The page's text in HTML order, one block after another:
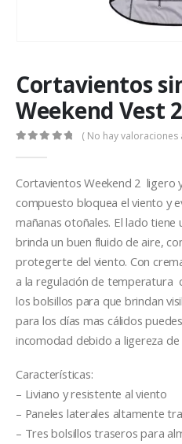
Cortavientos
Weekend Vest 2
( No hay valoraciones
Cortavientos Weekend 2 ligero
compuesto bloquea el viento y
mañanas otoñales. El lado
brinda un buen fluido de aire,
protegerte del viento. Con
a la regulación de temperatura
los bolsillos para que brindan
para los días mas cálidos
incomodad debido a ligereza de
Características:
– Liviano y resistente al viento
– Paneles laterales altamente
– Tres bolsillos traseros para